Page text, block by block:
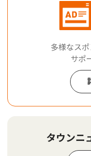
多様なス
サポ
タウンニ